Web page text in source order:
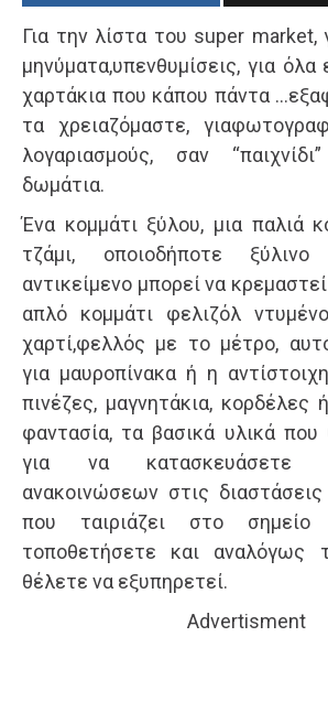
Για την λίστα του super market,
μηνύματα,υπενθυμίσεις, για όλα
χαρτάκια που κάπου πάντα
τα χρειαζόμαστε,
λογαριασμούς, σαν
δωμάτια.
Ένα κομμάτι ξύλου, μια παλιά
τζάμι, οποιοδήποτε
αντικείμενο μπορεί να
απλό κομμάτι φελιζόλ
χαρτί,φελλός με το μέτρο,
για μαυροπίνακα ή η
πινέζες, μαγνητάκια, κορδέλες
φαντασία, τα βασικά υλικά που
για να κατασκευάσετε
ανακοινώσεων στις
που ταιριάζει στο
τοποθετήσετε και αναλόγως
θέλετε να εξυπηρετεί.
Advertisment